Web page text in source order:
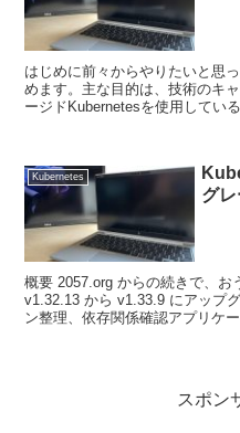
はじめに前々からやりたいと思
めます。主な目的は、技術のキ
ージドKubernetesを使用してい
Kubernetes
グ
概要 2057.org からの続きで、お
v1.32.13 から v1.33.9 にアップ
ン整理、依存関係確認アプリケ
スポン